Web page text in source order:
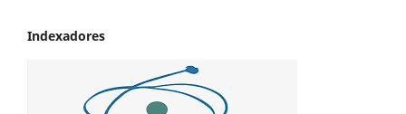
Indexadores